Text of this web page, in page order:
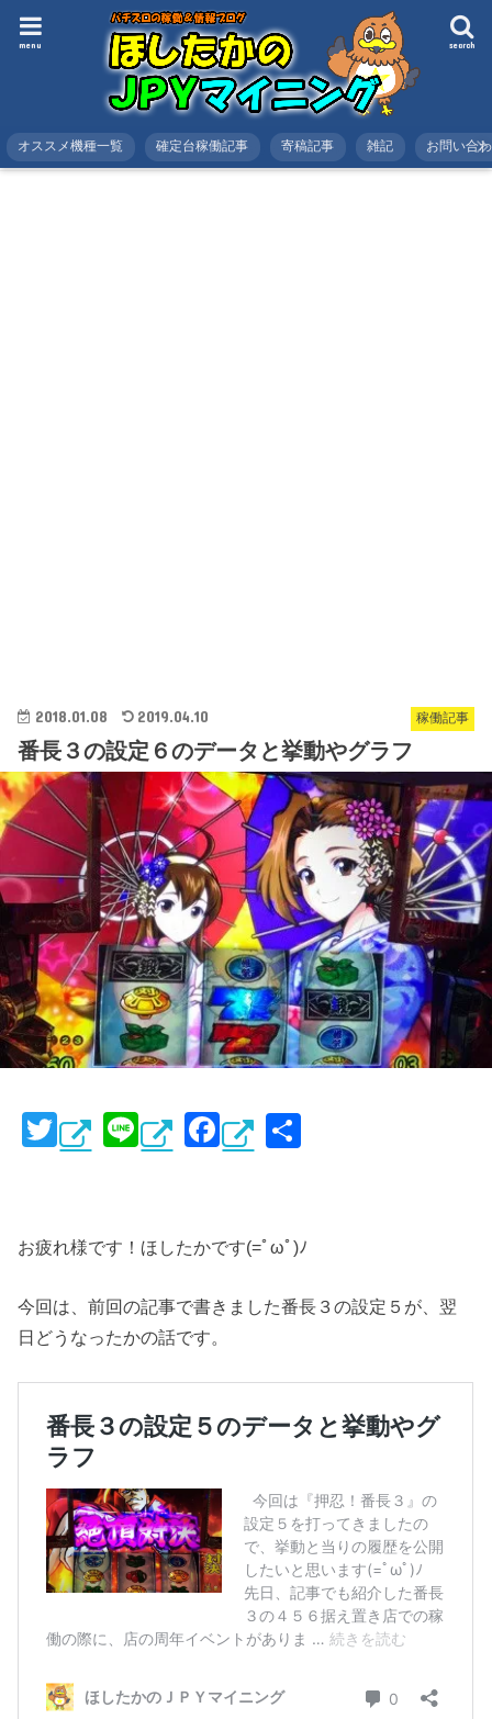
search
menu
オススメ機種一覧 確定台稼働記事 寄稿記事 雑記 お問い合
HOME スロット 稼働記事 番長３の設定６のデータと挙動やグラフ
稼働記事
2018.01.08 2019.04.10
番長３の設定６のデータと挙動やグラフ
T
wi
er
Li
n
F
a
e
b
o
k
お疲れ様です！ほしたかです(=ﾟωﾟ)ﾉ
今回は、前回の記事で書きました番長３の設定５が、翌
日どうなったかの話です。